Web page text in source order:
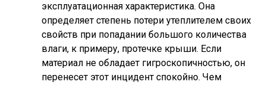
эксплуатационная характеристика. Она
определяет степень потери утеплителем своих
свойств при попадании большого количества
влаги, к примеру, протечке крыши. Если
материал не обладает гигроскопичностью, он
перенесет этот инцидент спокойно. Чем